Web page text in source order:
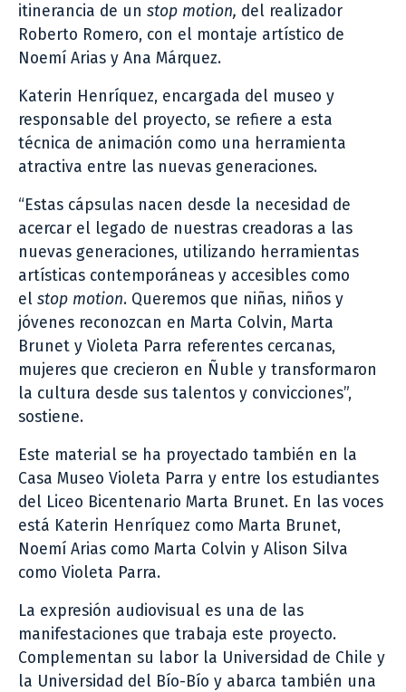
itinerancia de un stop motion, del realizador
Roberto Romero, con el montaje artístico de
Noemí Arias y Ana Márquez.
Katerin Henríquez, encargada del museo y
responsable del proyecto, se refiere a esta
técnica de animación como una herramienta
atractiva entre las nuevas generaciones.
“Estas cápsulas nacen desde la necesidad de
acercar el legado de nuestras creadoras a las
nuevas generaciones, utilizando herramientas
artísticas contemporáneas y accesibles como
el stop motion. Queremos que niñas, niños y
jóvenes reconozcan en Marta Colvin, Marta
Brunet y Violeta Parra referentes cercanas,
mujeres que crecieron en Ñuble y transformaron
la cultura desde sus talentos y convicciones”,
sostiene.
Este material se ha proyectado también en la
Casa Museo Violeta Parra y entre los estudiantes
del Liceo Bicentenario Marta Brunet. En las voces
está Katerin Henríquez como Marta Brunet,
Noemí Arias como Marta Colvin y Alison Silva
como Violeta Parra.
La expresión audiovisual es una de las
manifestaciones que trabaja este proyecto.
Complementan su labor la Universidad de Chile y
la Universidad del Bío-Bío y abarca también una